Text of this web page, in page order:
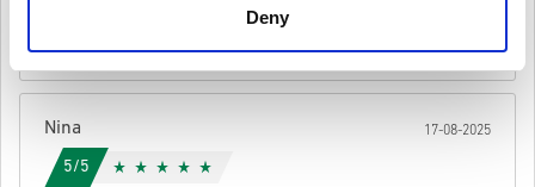
Deny
• เลือกวิธีชำระเงินที่ต้องการ
• ดำเนินการสั่งซื้อให้เสร็จ
ของคุณ
สำหรับบางผลิตภัณฑ์ คุณอาจจะได้รับรหัสมากกว่าหนึ่งรหัส
บทสรุปสุดยิ่งใหญ่ของซีรีส์ Arkham ส่งรหัสรวดเร็วและแลกรับ
Nina 17-08-2025
5/5